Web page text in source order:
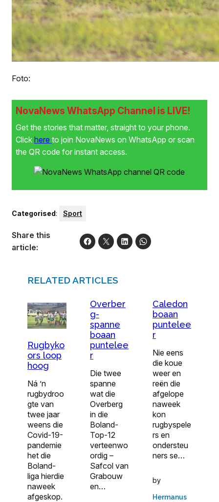
Foto:
NovaNews WhatsApp Channel is LIVE!
Get the stories that matter, straight to your phone.
Click here to join NovaNews on WhatsApp or scan
the QR code for instant access.
Categorised: Sport
Share this
article:
RELATED ARTICLES
Rugbyko
ors loop
hoog
Ná ’n
rugbydroo
gte van
twee jaar
weens die
Covid-19-
pandemie
het die
Boland-
liga hierdie
naweek
afgeskop.
Overber
g-
spanne
boaan
puntelee
r
Die twee
spanne
wat die
Overberg
in die
Boland-
Top-12
verteenwo
ordig –
Safcol van
Grabouw
en…
Caledon
boaan
puntelee
r
Nie eens
die koue
weer en
reën die
afgelope
naweek
kon
rugbyspele
rs en
ondersteu
ners se…
by
Hermanus